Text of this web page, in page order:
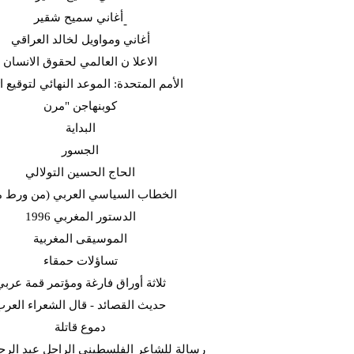
أغاني ومواويل لخالد العراقي
الاعلا ن العالمي لحقوق الانسان
الأمم المتحدة: الموعد النهائي لتوقيع
كوبنهاجن "مرن
البداية
الجسور
الحاج الحسين التولالي
(الخطاب السياسي العربي (من ورط
الدستور المغربي 1996
الموسيقى المغربية
تساؤلات حمقاء
ثلاثة أوراق فارغة ومؤتمر قمة
حديث القصائد - قال الشعراء
دموع قاتلة
رسالة للشاعر الفلسطيني الراحل عبد